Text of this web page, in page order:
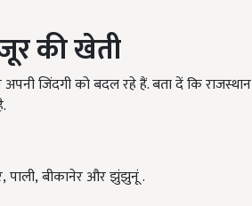
की खेती
जिंदगी को बदल रहे हैं. बता दें कि राजस्थान
पाली, बीकानेर और झुंझुनूं .